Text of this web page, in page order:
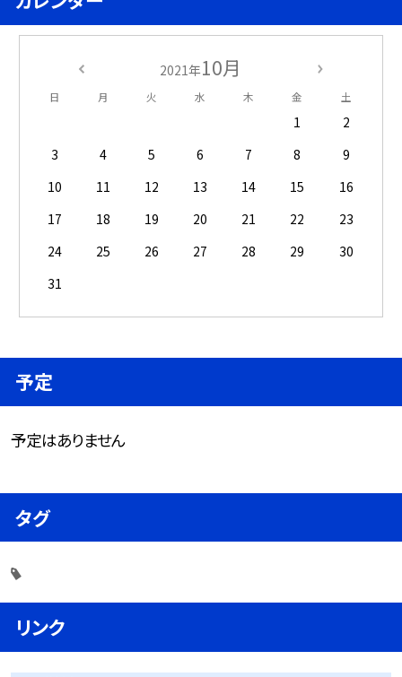
2021年10月
日 月 火 水 木 金 土
1
2
3
4 5 6 7 8
9
10
11 12 13 14 15
16
17
18 19 20 21 22
23
24
25 26 27 28 29
30
31
予定
予定はありません
タグ
リンク